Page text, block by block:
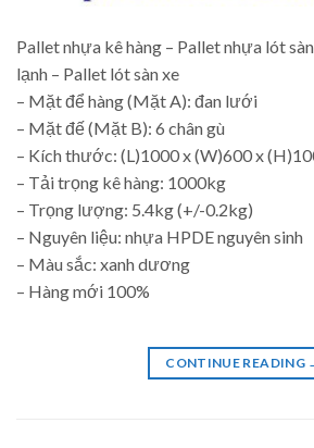
Pallet nhựa kê hàng – Pallet nhựa lót
lạnh – Pallet lót sàn xe
– Mặt để hàng (Mặt A): đan lưới
– Mặt đế (Mặt B): 6 chân gù
– Kích thước: (L)1000 x (W)600 x
– Tải trọng kê hàng: 1000kg
– Trọng lượng: 5.4kg (+/-0.2kg)
– Nguyên liệu: nhựa HPDE nguyên sinh
– Màu sắc: xanh dương
– Hàng mới 100%
CONTINUE READING